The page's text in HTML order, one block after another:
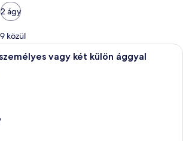
2 ágy
közül
Egy szállodai szoba, amelyben
vagy két külön ággyal